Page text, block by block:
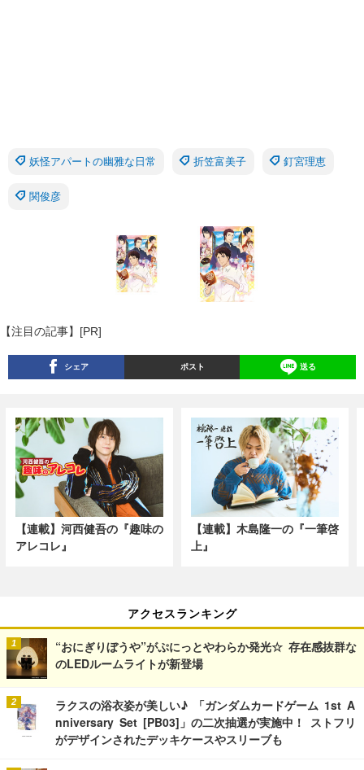
妖怪アパートの幽雅な日常 折笠富美子 釘宮理恵
関俊彦
【注目の記事】[PR]
シェア ポスト 送る
【連載】河西健吾の『趣味の
アレコレ』
【連載】木島隆一の『一筆啓
上』
アクセスランキング
“おにぎりぼうや”がぷにっとやわらか発光☆ 存在感抜群な
のLEDルームライトが新登場
ラクスの浴衣姿が美しい♪ 「ガンダムカードゲーム 1st A
nniversary Set [PB03]」の二次抽選が実施中！ ストフリ
がデザインされたデッキケースやスリーブも